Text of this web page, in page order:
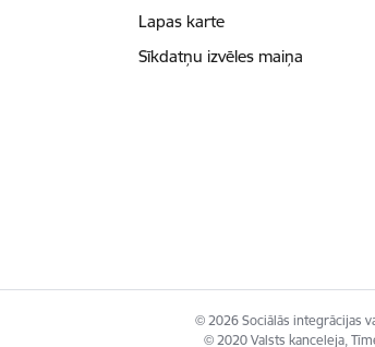
Lapas karte
Sīkdatņu izvēles maiņa
© 2026 Sociālās integrācijas
© 2020 Valsts kanceleja,